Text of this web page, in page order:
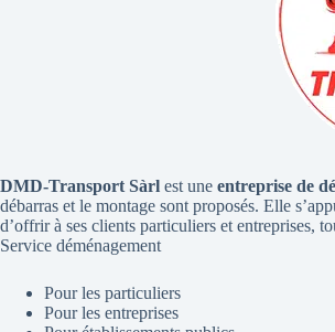
DMD-Transport Sàrl est une entreprise de
débarras et le montage sont proposés. Elle
d’offrir à ses clients particuliers et entreprises,
Service déménagement
Pour les particuliers
Pour les entreprises